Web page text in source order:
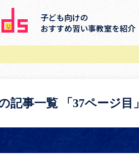
子ども向けの
おすすめ習い事教室を紹介
記事一覧 「37ページ目」